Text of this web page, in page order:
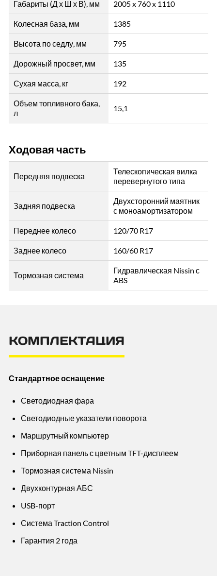
Габариты (Д х Ш х В), мм 2005 x 760 x 1110
Колесная база, мм 1385
Высота по седлу, мм 795
Дорожный просвет, мм 135
Сухая масса, кг 192
Объем топливного бака,
л
15,1
Ходовая часть
Передняя подвеска
Телескопическая вилка
перевернутого типа
Задняя подвеска
Двухсторонний маятник
с моноамортизатором
Переднее колесо 120/70 R17
Заднее колесо 160/60 R17
Тормозная система
Гидравлическая Nissin с
ABS
КОМПЛЕКТАЦИЯ
Стандартное оснащение
Светодиодная фара
Светодиодные указатели поворота
Маршрутный компьютер
Приборная панель с цветным TFT-дисплеем
Тормозная система Nissin
Двухконтурная АБС
USB-порт
Система Traction Control
Гарантия 2 года